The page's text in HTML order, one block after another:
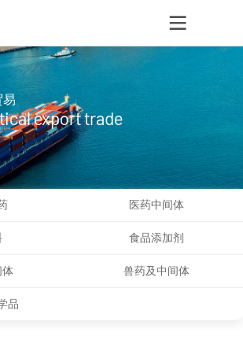
易
export trade
医药中间体
食品添加剂
体 兽药及中间体
品